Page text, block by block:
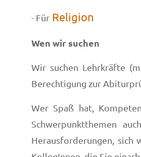
- Für Religion
Wen wir suchen
Wir suchen Lehrkräfte
Berechtigung zur
Wer Spaß hat,
Schwerpunktthemen
Herausforderungen,